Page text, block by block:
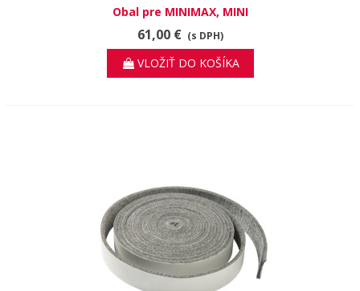
Obal pre MINIMAX, MINI
61,00 € (s DPH)
VLOŽIŤ DO KOŠÍKA